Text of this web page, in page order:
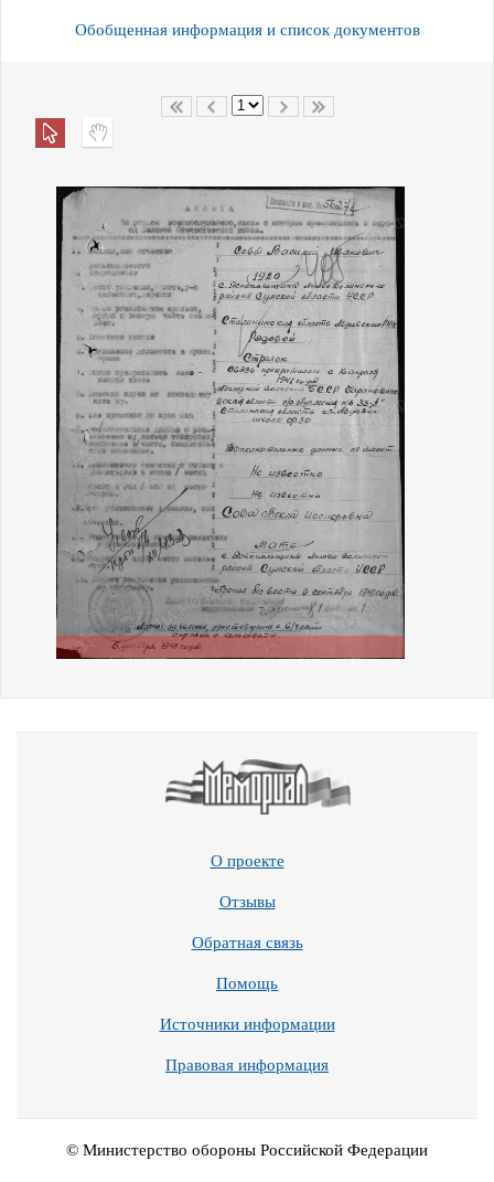
Обобщенная информация и список документов
О проекте
Отзывы
Обратная связь
Помощь
Источники информации
Правовая информация
© Министерство обороны Российской Федерации